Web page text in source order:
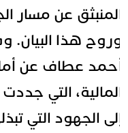
عن مسار
هذا البيان.
عطاف عن
التي جددت
الجهود التي